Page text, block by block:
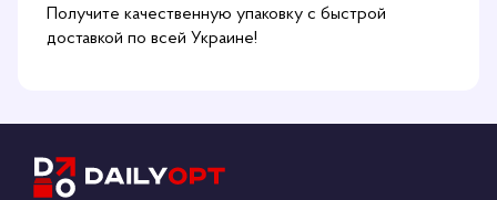
Получите качественную упаковку с быстрой
доставкой по всей Украине!